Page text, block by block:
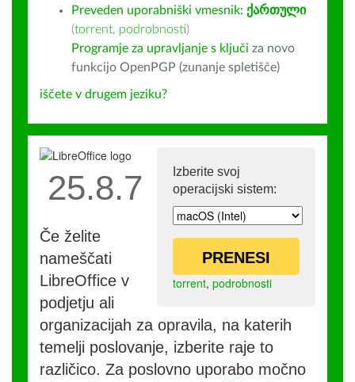
Preveden uporabniški vmesnik: ქართული
(torrent, podrobnosti)
Programje za upravljanje s ključi za novo
funkcijo OpenPGP (zunanje spletišče)
iščete v drugem jeziku?
Izberite svoj
operacijski sistem:
PRENESI
torrent, podrobnosti
25.8.7
Če želite
nameščati
LibreOffice v
podjetju ali
organizacijah za opravila, na katerih
temelji poslovanje, izberite raje to
različico. Za poslovno uporabo močno